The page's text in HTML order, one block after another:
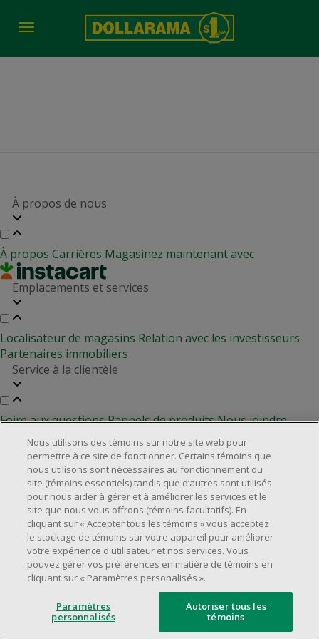
Toggle
À propos de nous
À propos Carrières Magasinez maintenant avec
Emplacements et services
Localisateur de magasins Relation avec les investisseurs
Partenaires immobiliers
Service à la clientèle
Foire aux questionsRappels de produitsNous joindre
Gestion des témoins
©2025 Dollarama Inc. Tous droits réservés.
Aspects juridiques
Politique d'accessibilité
Nous utilisons des témoins sur notre site web pour
permettre à ce site de fonctionner. Certains témoins que
nous utilisons sont nécessaires au fonctionnement du
site (témoins essentiels) tandis que d’autres sont utilisés
pour nous aider à gérer et à améliorer les services et le
site que nous vous offrons (témoins facultatifs). En
cliquant sur « Accepter tous les témoins » vous acceptez
le stockage de témoins sur votre appareil pour améliorer
votre expérience d'utilisateur et nos services. Vous
pouvez gérer vos préférences en matière de témoins en
cliquant sur « Paramètres personalisés ».
Paramètres
personnalisés
Autoriser tous les
témoins